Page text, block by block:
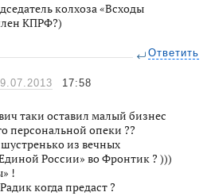
колхоза «Всходы
КПРФ?)
Ответить
17:58
таки оставил малый бизнес
персональной опеки ??
из вечных
России» во Фронтик ? )))
!
когда предаст ?